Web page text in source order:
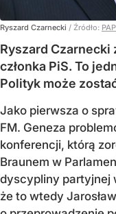
Ryszard Czarnecki / Źródło: PAP
Ryszard Czarnecki
członka PiS. To
Polityk może
Jako pierwsza o
FM. Geneza
konferencji, którą
Braunem w
dyscypliny partyjnej
że to wtedy